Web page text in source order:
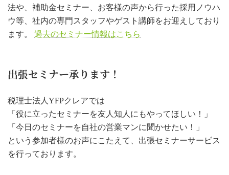
法や、補助金セミナー、お客様の声から行った採用ノウハ
ウ等、社内の専門スタッフやゲスト講師をお迎えしており
ます。 過去のセミナー情報はこちら
出張セミナー承ります！
税理士法人YFPクレアでは
「役に立ったセミナーを友人知人にもやってほしい！」
「今日のセミナーを自社の営業マンに聞かせたい！」
という参加者様のお声にこたえて、出張セミナーサービス
を行っております。